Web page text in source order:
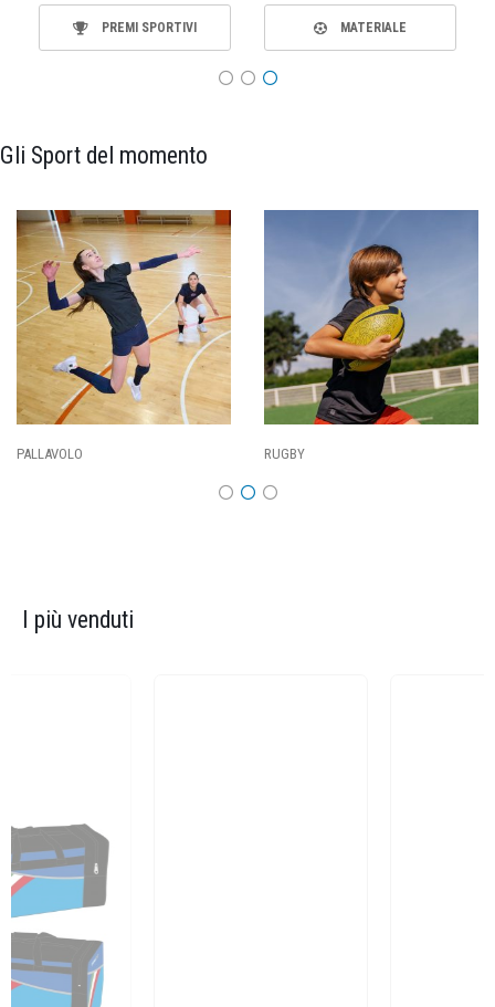
PREMI SPORTIVI MATERIALE
Gli Sport del momento
PALLAVOLO RUGBY
I più venduti